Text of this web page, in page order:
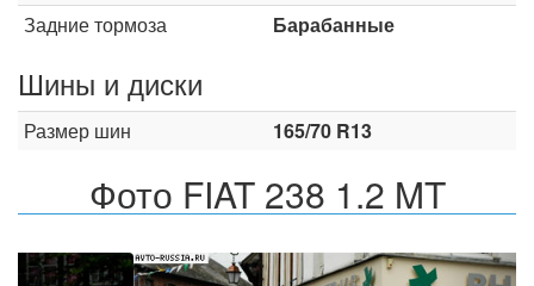
Задние тормоза
Барабанные
Шины и диски
Размер шин 165/70 R13
Фото FIAT 238 1.2 MT
Назад